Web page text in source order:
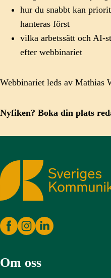
hur du snabbt kan
hanteras först
vilka arbetssätt och AI-
efter webbinariet
Webbinariet leds av Mathias
Nyfiken? Boka din plats
Sveriges Kommunikatörer
Om oss